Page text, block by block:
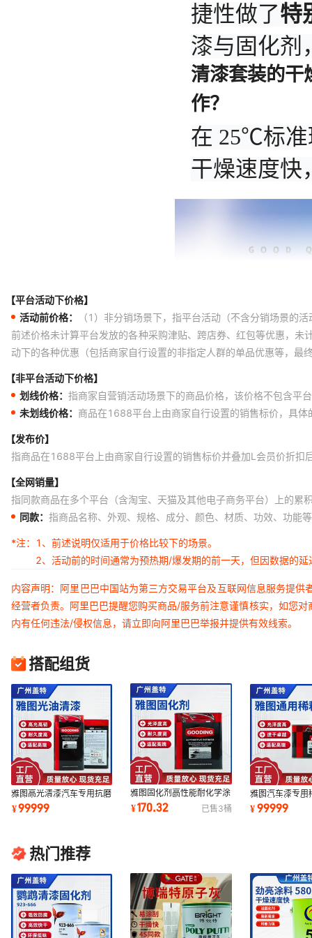
【平台活动下价格】
活动前价格：
（1）非分销场景下，指平台活动（不含分销场景的
前述价格未计算平台发放的各种采购津贴、跨店券、红包等优惠，
动下的各种优惠（包括商家自行设置的非指定人群的单品优惠等，
【非平台活动下价格】
划线价格： 指商家自营销活动场景下的商品价格，该价格不包含平
未划线价格： 商品在1688平台上由商家自行设置的销售标价，具
【发布价】
指商品在1688平台上由商家自行设置的销售标价并叠加L会员价折扣
【全网销量】
指同款商品在多个平台（含淘宝、天猫及其他电子商务平台）上的累
同款： 指商品名称、外观、规格、成分、颜色、材质、功效、功能
*注：
1、前述说明仅适用于价格比较下的场景。
2、活动前的时间通常为预热期/爆发期的前一天，但因数据的
内容声明：阿里巴巴中国站为第三方交易平台及互联网信息服务提
经营者负责。阿里巴巴提醒您购买商品/服务前注意谨慎核实，如您
内有任何违法/侵权信息，请立即向阿里巴巴举报并提供有效线索。
搭配组货
雅图高光清漆汽车专用抗磨
油漆家具亮光油快干透明批
发水性防刮
¥99999
雅图固化剂高性能耐化学涂
料专用抗开裂附着力强厂家
直供现货批发
¥170.32 已售3桶
雅图汽车漆专用
树脂稀料快干
释厂家直供
¥99999
热门推荐